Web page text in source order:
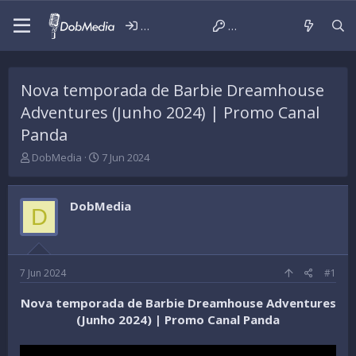
Iniciar sessão Criar conta
Nova temporada de Barbie Dreamhouse
Adventures (Junho 2024) | Promo Canal
Panda
T
r
e
a
d
t
a
r
t
DobMedia
D
t
a
d
n
c
i
o
7 Jun 2024
D DobMedia
7 Jun 2024 #1
Nova temporada de Barbie Dreamhouse Adventures
(Junho 2024) | Promo Canal Panda